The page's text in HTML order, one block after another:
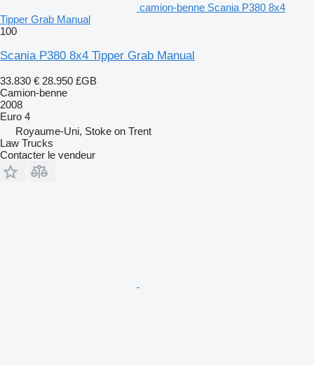
camion-benne Scania P380 8x4
Tipper Grab Manual
100
Scania P380 8x4 Tipper Grab Manual
33.830 € 28.950 £GB
Camion-benne
2008
Euro 4
Royaume-Uni, Stoke on Trent
Law Trucks
Contacter le vendeur